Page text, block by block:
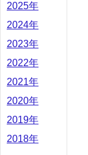
2025年
2024年
2023年
2022年
2021年
2020年
2019年
2018年